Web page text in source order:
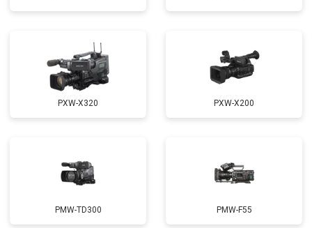
PXW-X320 PXW-X200
PMW-TD300 PMW-F55